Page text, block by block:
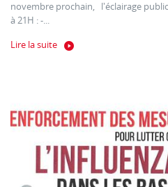
novembre prochain, l'éclairage
à 21H : -...
Lire la suite